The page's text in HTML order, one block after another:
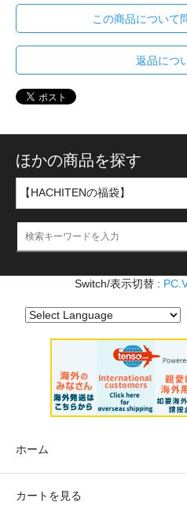
この商品について
返品につ
ほかの商品を探す
Switch/表示切替 :
ホーム
カートを見る